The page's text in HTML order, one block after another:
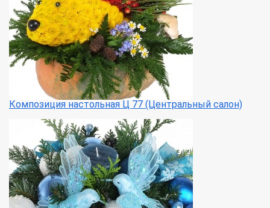
Композиция настольная Ц 77 (Центральный салон)